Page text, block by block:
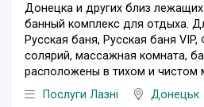
Донецка и других близ
банный комплекс для отдыха.
Русская баня, Русская баня VIP,
солярий, массажная комната,
расположены в тихом и чистом
Послуги Лазні
Донецьк